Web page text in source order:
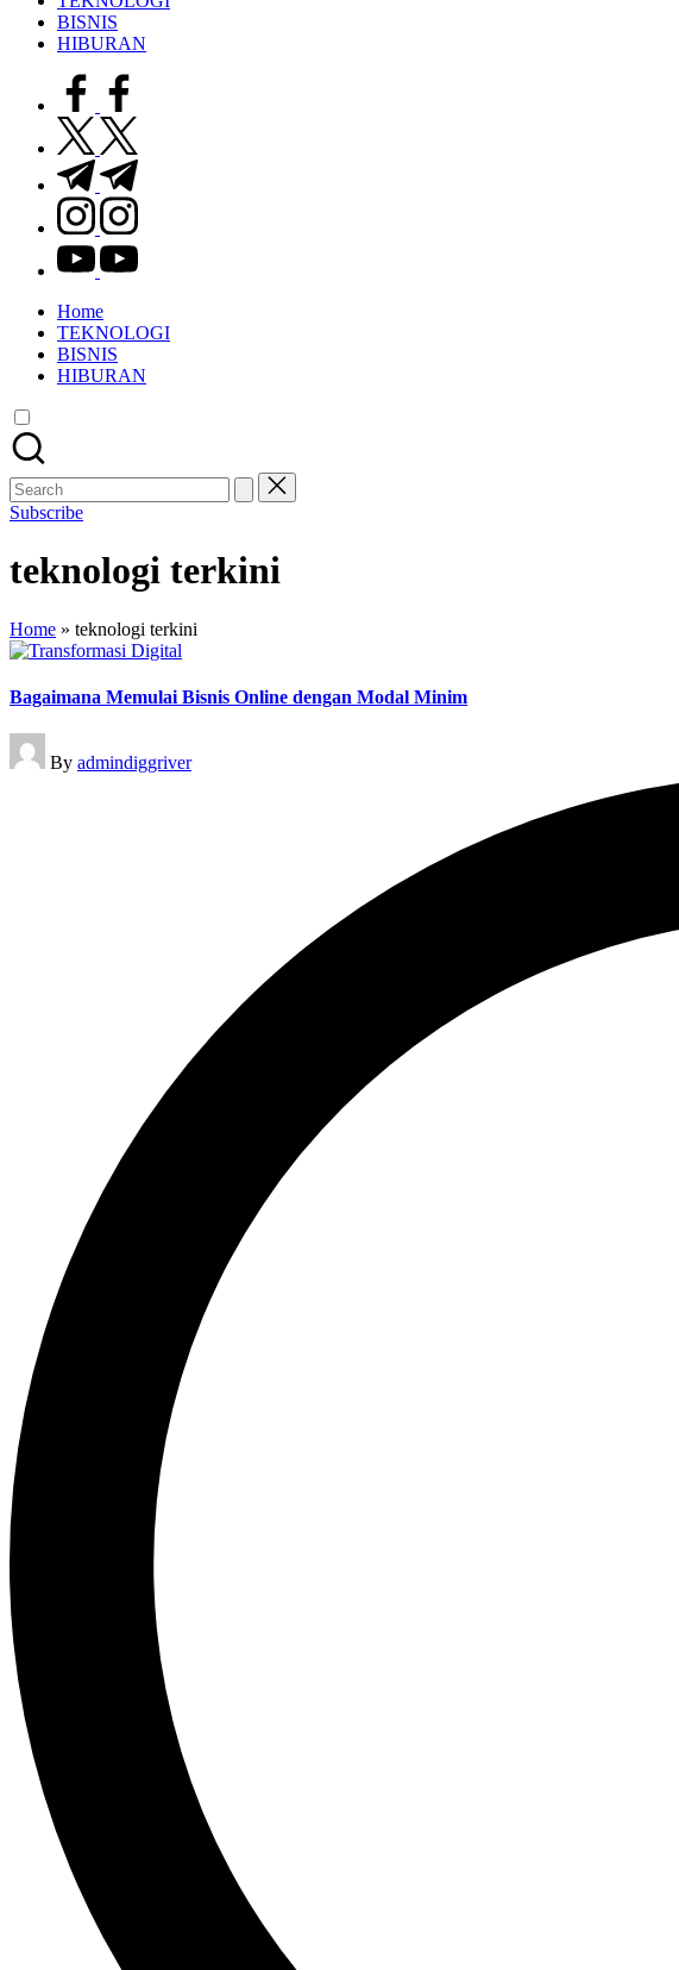
BISNIS
HIBURAN
facebook.com
twitter.com
t.me
instagram.com
youtube.com
Home
TEKNOLOGI
BISNIS
HIBURAN
Search
for:
Subscribe
teknologi terkini
Home » teknologi terkini
Bagaimana Memulai Bisnis Online dengan Modal Minim
Posted
by
By admindiggriver